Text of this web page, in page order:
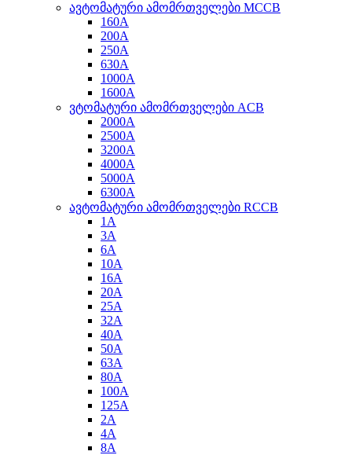
ავტომატური ამომრთველები MCCB
160A
200A
250A
630A
1000A
1600A
ვტომატური ამომრთველები ACB
2000A
2500A
3200A
4000A
5000A
6300A
ავტომატური ამომრთველები RCCB
1A
3A
6A
10A
16A
20A
25A
32A
40A
50A
63A
80A
100A
125A
2A
4A
8A